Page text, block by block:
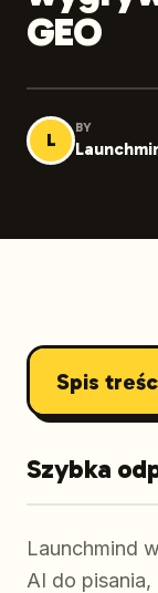
GEO
L
BY
Spis
Szybka
Launchmind
AI do